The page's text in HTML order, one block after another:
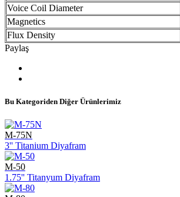
Voice Coil Diameter
Magnetics
Flux Density
Paylaş
Bu Kategoriden Diğer Ürünlerimiz
M-75N
3'' Titanium Diyafram
M-50
1.75'' Titanyum Diyafram